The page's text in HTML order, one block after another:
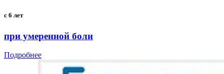
с 6 лет
при умеренной боли
Подробнее